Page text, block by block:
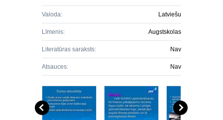
Valoda: Latviešu
Līmenis: Augstskolas
Literatūras saraksts: Nav
Atsauces: Nav